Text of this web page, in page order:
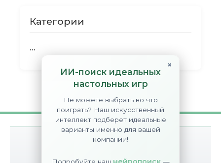
×
ИИ-поиск идеальных
настольных игр
Не можете выбрать во что
поиграть? Наш искусственный
интеллект подберет идеальные
варианты именно для вашей
компании!
Категории
...